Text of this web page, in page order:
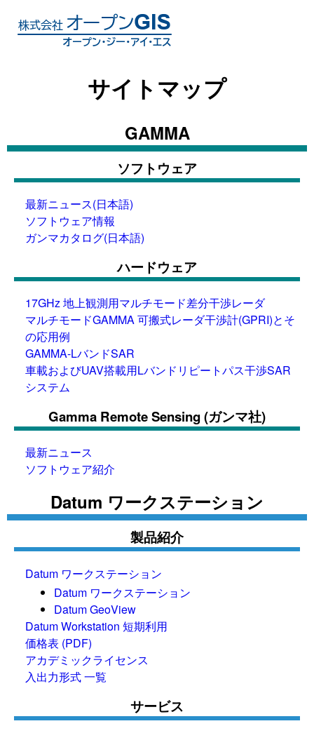
サイトマップ
GAMMA
ソフトウェア
最新ニュース(日本語)
ソフトウェア情報
ガンマカタログ(日本語)
ハードウェア
17GHz 地上観測用マルチモード差分干渉レーダ
マルチモードGAMMA 可搬式レーダ干渉計(GPRI)とそ
の応用例
GAMMA-LバンドSAR
車載およびUAV搭載用Lバンドリピートパス干渉SAR
システム
Gamma Remote Sensing (ガンマ社)
最新ニュース
ソフトウェア紹介
Datum ワークステーション
製品紹介
Datum ワークステーション
Datum ワークステーション
Datum GeoView
Datum Workstation 短期利用
価格表 (PDF)
アカデミックライセンス
入出力形式 一覧
サービス